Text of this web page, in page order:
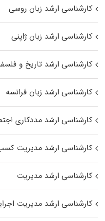
کارشناسی ارشد زبان روسی
کارشناسی ارشد زبان ژاپنی
کارشناسی ارشد تاریخ و
کارشناسی ارشد زبان فرانسه
کارشناسی ارشد مددکاری
کارشناسی ارشد مدیریت
کارشناسی ارشد مدیریت
کارشناسی ارشد مدیریت